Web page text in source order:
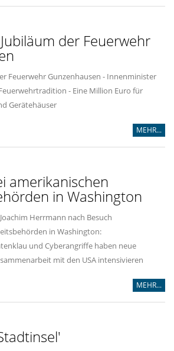
der Feuerwehr
Feuerwehr Gunzenhausen - Innenminister
- Eine Million Euro für
Gerätehäuser
MEHR...
amerikanischen
in Washington
Herrmann nach Besuch
in Washington:
und Cyberangriffe haben neue
mit den USA intensivieren
MEHR...